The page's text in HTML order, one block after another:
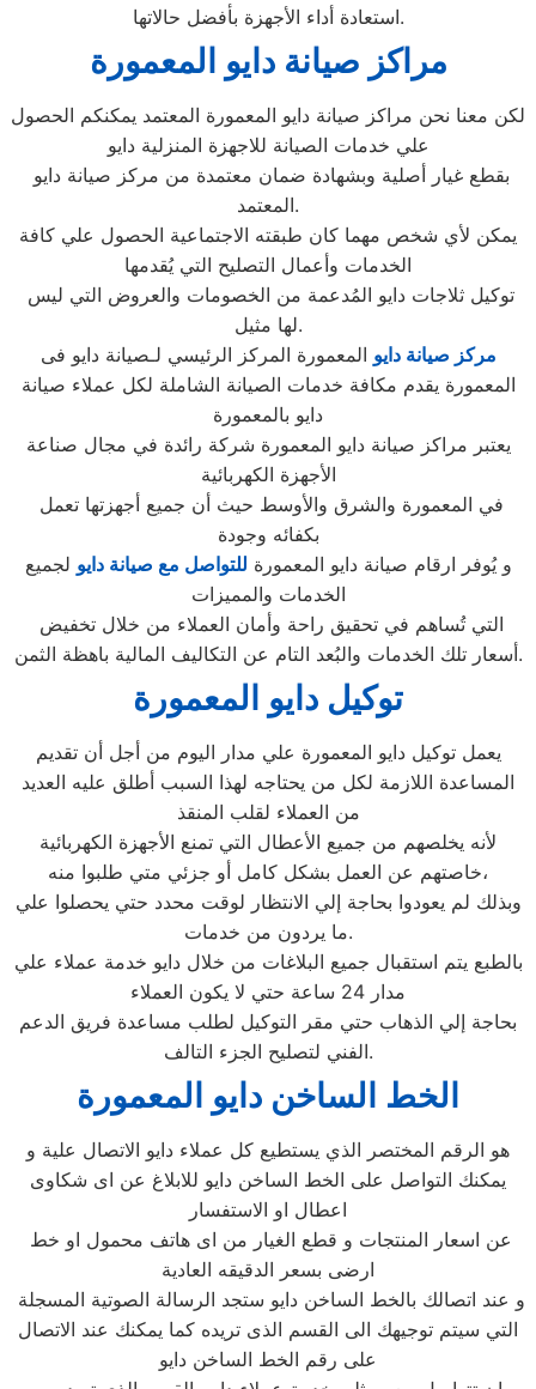
استعادة أداء الأجهزة بأفضل حالاتها.
مراكز صيانة دايو المعمورة
لكن معنا نحن مراكز صيانة دايو المعمورة المعتمد يمكنكم الحصول
علي خدمات الصيانة للاجهزة المنزلية دايو
المعتمد.
يمكن لأي شخص مهما كان طبقته الاجتماعية الحصول علي كافة
الخدمات وأعمال التصليح التي يُقدمها
لها مثيل.
مركز صيانة دايو المعمورة المركز الرئيسي لـصيانة دايو فى
المعمورة يقدم مكافة خدمات الصيانة الشاملة لكل عملاء صيانة
دايو بالمعمورة
يعتبر مراكز صيانة دايو المعمورة شركة رائدة في مجال صناعة
الأجهزة الكهربائية
بكفائه وجودة
و يُوفر ارقام صيانة دايو المعمورة للتواصل مع صيانة دايو لجميع
الخدمات والمميزات
أسعار تلك الخدمات والبُعد التام عن التكاليف المالية باهظة الثمن.
توكيل دايو المعمورة
يعمل توكيل دايو المعمورة علي مدار اليوم من أجل أن تقديم
المساعدة اللازمة لكل من يحتاجه لهذا السبب أطلق عليه العديد
من العملاء لقلب المنقذ
لأنه يخلصهم من جميع الأعطال التي تمنع الأجهزة الكهربائية
خاصتهم عن العمل بشكل كامل أو جزئي متي طلبوا منه،
وبذلك لم يعودوا بحاجة إلي الانتظار لوقت محدد حتي يحصلوا علي
ما يردون من خدمات.
بالطبع يتم استقبال جميع البلاغات من خلال دايو خدمة عملاء علي
مدار 24 ساعة حتي لا يكون العملاء
بحاجة إلي الذهاب حتي مقر التوكيل لطلب مساعدة فريق الدعم
الفني لتصليح الجزء التالف.
الخط الساخن دايو المعمورة
هو الرقم المختصر الذي يستطيع كل عملاء دايو الاتصال علية و
يمكنك التواصل على الخط الساخن دايو للابلاغ عن اى شكاوى
اعطال او الاستفسار
ارضى بسعر الدقيقه العادية
التي سيتم توجيهك الى القسم الذى تريده كما يمكنك عند الاتصال
على رقم الخط الساخن دايو